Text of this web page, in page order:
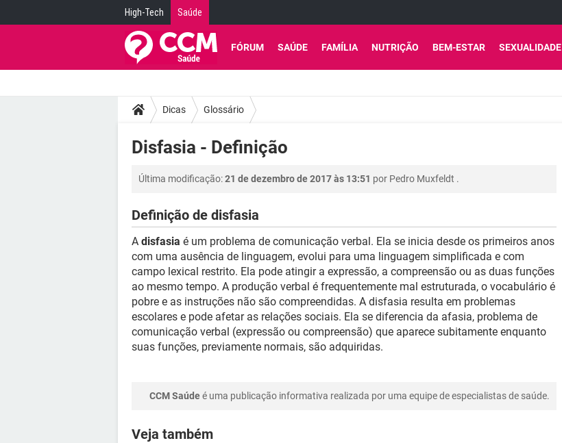
High-Tech Saúde
FÓRUM SAÚDE FAMÍLIA NUTRIÇÃO BEM-ESTAR SEXUALIDADE
Dicas Glossário
Disfasia - Definição
Última modificação:21 de dezembro de 2017 às 13:51 por Pedro Muxfeldt .
Definição de disfasia
A disfasia é um problema de comunicação verbal. Ela se inicia desde os primeiros anos
com uma ausência de linguagem, evolui para uma linguagem simplificada e com
campo lexical restrito. Ela pode atingir a expressão, a compreensão ou as duas funções
ao mesmo tempo. A produção verbal é frequentemente mal estruturada, o vocabulário é
pobre e as instruções não são compreendidas. A disfasia resulta em problemas
escolares e pode afetar as relações sociais. Ela se diferencia da afasia, problema de
comunicação verbal (expressão ou compreensão) que aparece subitamente enquanto
suas funções, previamente normais, são adquiridas.
CCM Saúdeé uma publicação informativa realizada por uma equipe de especialistas de saúde.
Veja também